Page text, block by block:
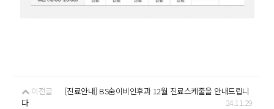
이전글
[진료안내] BS숨이비인후과 12월 진료스케줄을 안내드립니
다
24.11.29